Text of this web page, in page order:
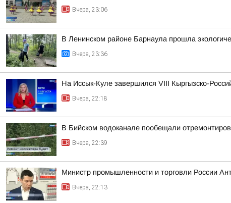
Вчера, 23:06
В Ленинском районе Барнаула прошла
Вчера, 23:36
На Иссык-Куле завершился VIII Кыргызско-
Вчера, 22:18
В Бийском водоканале пообещали
Вчера, 22:39
Министр промышленности и торговли России
Вчера, 22:13